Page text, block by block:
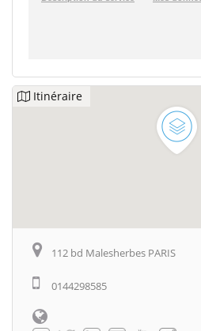
Itinéraire
112 bd Malesherbes PARIS
0144298585